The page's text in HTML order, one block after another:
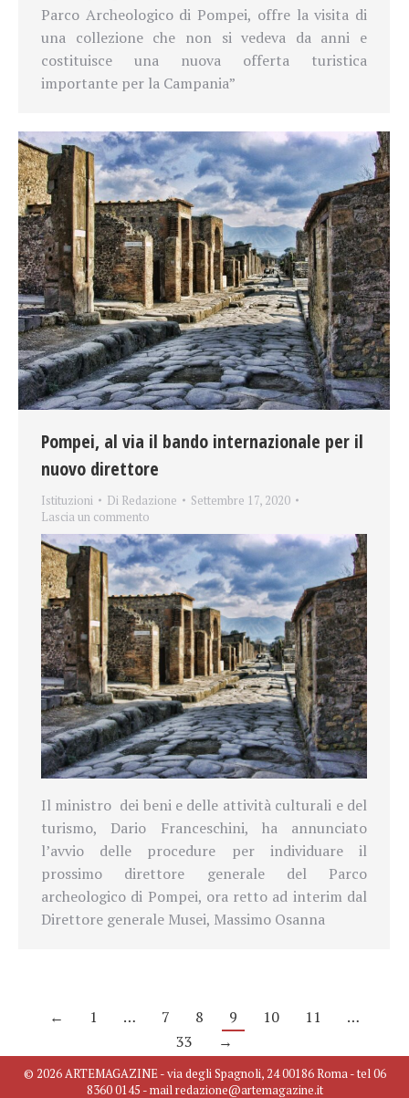
Parco Archeologico di Pompei, offre la visita di
una collezione che non si vedeva da anni e
costituisce una nuova offerta turistica
importante per la Campania”
Pompei, al via il bando internazionale per il
nuovo direttore
Istituzioni Di Redazione
Settembre 17, 2020
Lascia un commento
Il ministro dei beni e delle attività culturali e del
turismo, Dario Franceschini, ha annunciato
l’avvio delle procedure per individuare il
prossimo direttore generale del Parco
archeologico di Pompei, ora retto ad interim dal
Direttore generale Musei, Massimo Osanna
← 1 … 7 8 9 10 11
…
33
→
© 2026 ARTEMAGAZINE - via degli Spagnoli, 24 00186 Roma - tel 06
8360 0145 - mail redazione@artemagazine.it